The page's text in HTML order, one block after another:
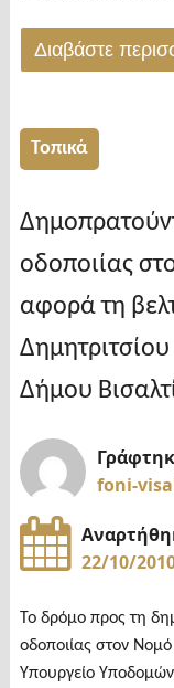
Διαβάστε
κατοικιών
Τοπικά
οδοποιίας
αφορά τη
Δήμου
foni-
22/10/
Το δρόμο προς τη
οδοποιίας στον
Υπουργείο